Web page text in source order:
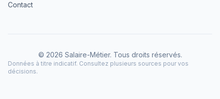
Contact
© 2026 Salaire-Métier. Tous droits réservés.
Données à titre indicatif. Consultez plusieurs sources pour vos
décisions.